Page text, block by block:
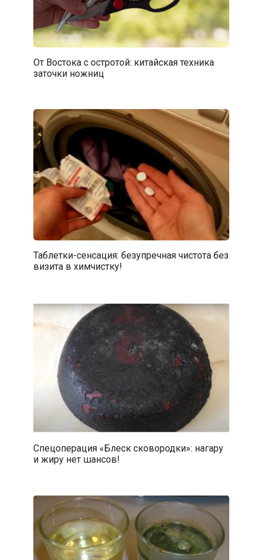
От Востока с остротой: китайская техника
заточки ножниц
Таблетки-сенсация: безупречная чистота без
визита в химчистку!
Спецоперация «Блеск сковородки»: нагару
и жиру нет шансов!